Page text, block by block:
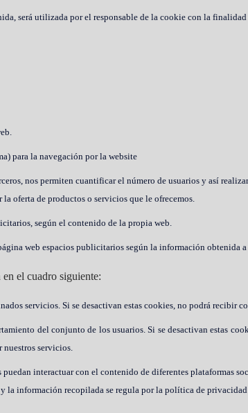
será utilizada por el responsable de la cookie con la
para la navegación por la website
nos permiten cuantificar el número de usuarios y así
oferta de productos o servicios que le ofrecemos.
según el contenido de la propia web.
web espacios publicitarios según la información obtenida
el cuadro siguiente:
servicios. Si se desactivan estas cookies, no podrá recibir
del conjunto de los usuarios. Si se desactivan estas
nuestros servicios.
interactuar con el contenido de diferentes plataformas
la información recopilada se regula por la política de